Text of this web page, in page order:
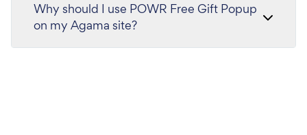
Why should I use POWR Free Gift Popup
on my Agama site?